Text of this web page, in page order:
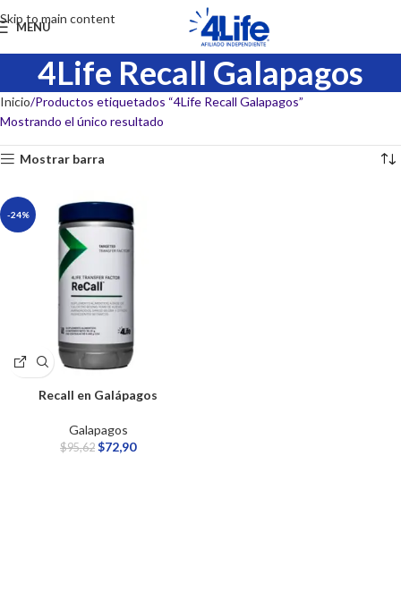
Skip to main content
MENU
4Life Recall Galapagos
Inicio Productos etiquetados “4Life Recall Galapagos”
Mostrando el único resultado
Mostrar barra
-24%
Recall en Galápagos
Galapagos
$95,62 $72,90